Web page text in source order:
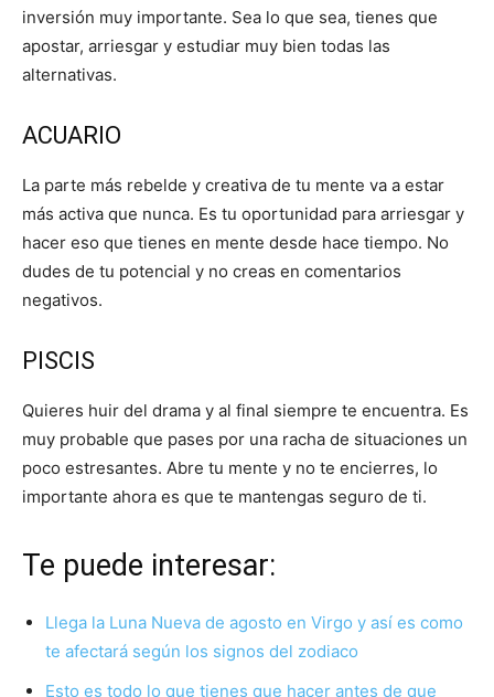
inversión muy importante. Sea lo que sea, tienes que
apostar, arriesgar y estudiar muy bien todas las
alternativas.
ACUARIO
La parte más rebelde y creativa de tu mente va a estar
más activa que nunca. Es tu oportunidad para arriesgar y
hacer eso que tienes en mente desde hace tiempo. No
dudes de tu potencial y no creas en comentarios
negativos.
PISCIS
Quieres huir del drama y al final siempre te encuentra. Es
muy probable que pases por una racha de situaciones un
poco estresantes. Abre tu mente y no te encierres, lo
importante ahora es que te mantengas seguro de ti.
Te puede interesar:
Llega la Luna Nueva de agosto en Virgo y así es como
te afectará según los signos del zodiaco
Esto es todo lo que tienes que hacer antes de que